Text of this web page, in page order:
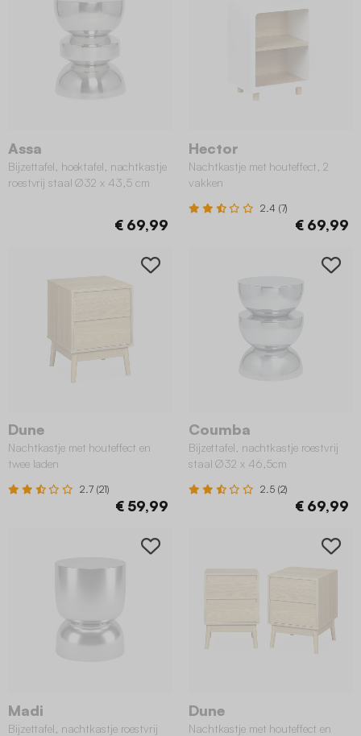
Assa
Bijzettafel, hoektafel, nachtkastje
roestvrij staal Ø32 x 43,5 cm
€ 69,99
Hector
Nachtkastje met houteffect, 2
vakken
2.4 (7)
€ 69,99
Dune
Nachtkastje met houteffect en
twee laden
2.7 (21)
€ 59,99
Coumba
Bijzettafel, nachtkastje roestvrij
staal Ø32 x 46,5cm
2.5 (2)
€ 69,99
Madi
Bijzettafel, nachtkastje roestvrij
Dune
Nachtkastje met houteffect en